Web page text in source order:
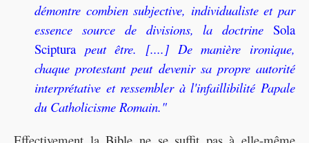
démontre combien subjective, individualiste et par
essence source de divisions, la doctrine Sola
Sciptura peut être. [....] De manière ironique,
chaque protestant peut devenir sa propre autorité
interprétative et ressembler à l'infaillibilité Papale
du Catholicisme Romain."